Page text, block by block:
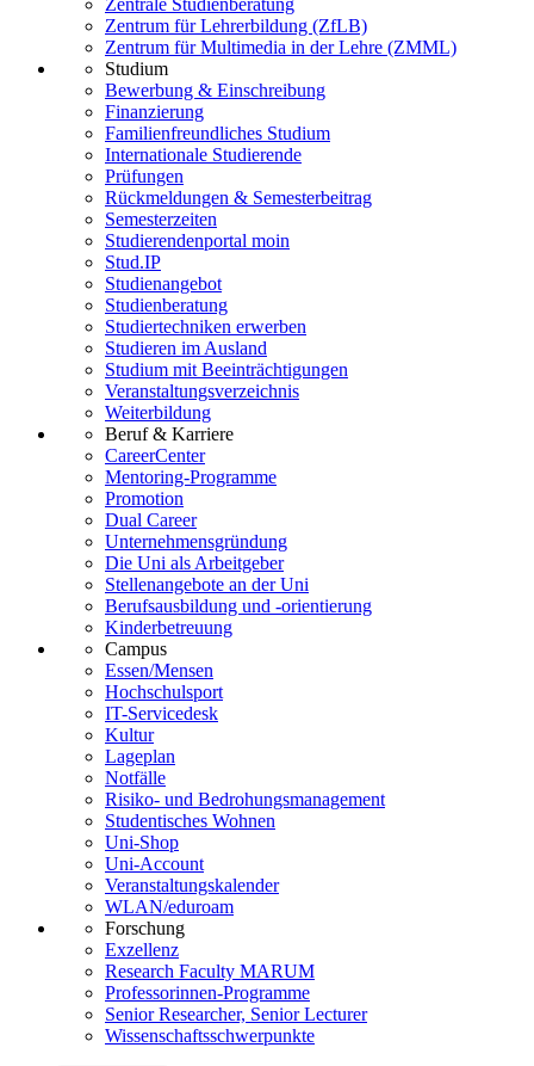
Zentrum für Lehrerbildung (ZfLB)
Zentrum für Multimedia in der Lehre (ZMML)
Studium
Bewerbung & Einschreibung
Finanzierung
Familienfreundliches Studium
Internationale Studierende
Prüfungen
Rückmeldungen & Semesterbeitrag
Semesterzeiten
Studierendenportal moin
Stud.IP
Studienangebot
Studienberatung
Studiertechniken erwerben
Studieren im Ausland
Studium mit Beeinträchtigungen
Veranstaltungsverzeichnis
Weiterbildung
Beruf & Karriere
CareerCenter
Mentoring-Programme
Promotion
Dual Career
Unternehmensgründung
Die Uni als Arbeitgeber
Stellenangebote an der Uni
Berufsausbildung und -orientierung
Kinderbetreuung
Campus
Essen/Mensen
Hochschulsport
IT-Servicedesk
Kultur
Lageplan
Notfälle
Risiko- und Bedrohungsmanagement
Studentisches Wohnen
Uni-Shop
Uni-Account
Veranstaltungskalender
WLAN/eduroam
Forschung
Exzellenz
Research Faculty MARUM
Professorinnen-Programme
Senior Researcher, Senior Lecturer
Wissenschaftsschwerpunkte